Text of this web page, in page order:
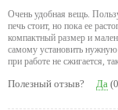
Очень удобная вещь.
печь стоит, но пока ее
компактный размер и
самому установить
при работе не сжигается,
Полезный отзыв? Да (0